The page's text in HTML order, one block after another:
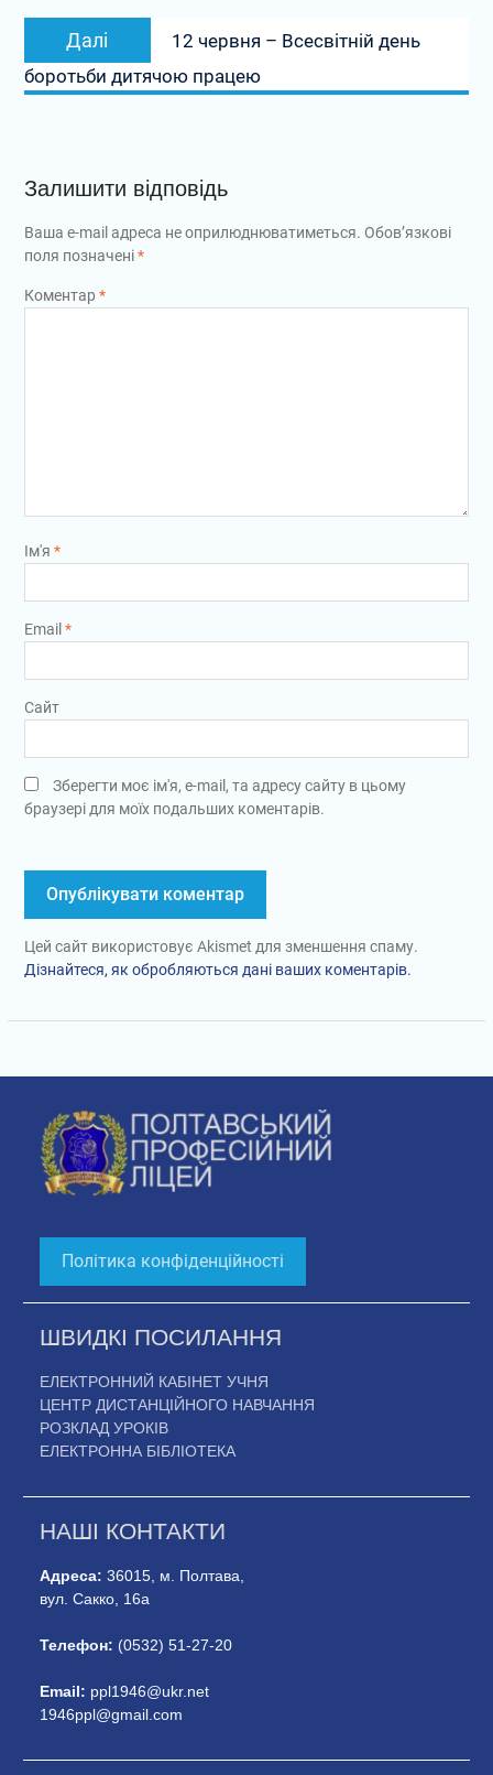
Далі
12 червня – Всесвітній день
боротьби дитячою працею
Залишити відповідь
Ваша e-mail адреса не оприлюднюватиметься. Обов’язкові
поля позначені*
Коментар *
Ім'я *
Email *
Сайт
Зберегти моє ім'я, e-mail, та адресу сайту в цьому
браузері для моїх подальших коментарів.
Цей сайт використовує Akismet для зменшення спаму.
Дізнайтеся, як обробляються дані ваших коментарів.
Політика конфіденційності
ШВИДКІ ПОСИЛАННЯ
ЕЛЕКТРОННИЙ КАБІНЕТ УЧНЯ
ЦЕНТР ДИСТАНЦІЙНОГО НАВЧАННЯ
РОЗКЛАД УРОКІВ
ЕЛЕКТРОННА БІБЛІОТЕКА
НАШІ КОНТАКТИ
Адреса: 36015, м. Полтава,
вул. Сакко, 16а
Телефон: (0532) 51-27-20
Email: ppl1946@ukr.net
1946ppl@gmail.com